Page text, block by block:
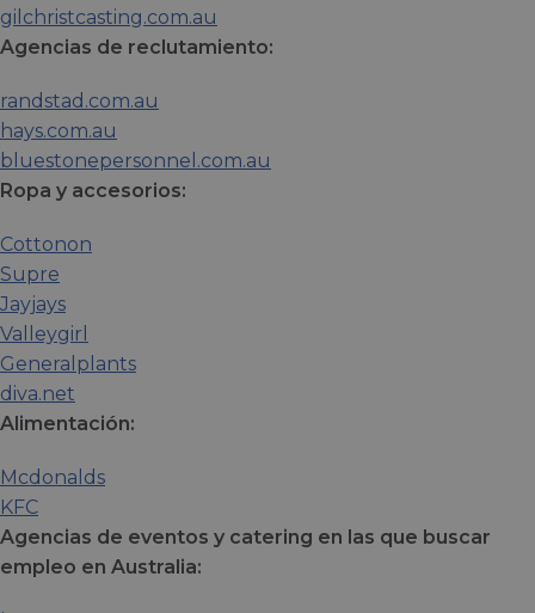
gilchristcasting.com.au
Agencias de reclutamiento:
randstad.com.au
hays.com.au
bluestonepersonnel.com.au
Ropa y accesorios:
Cottonon
Supre
Jayjays
Valleygirl
Generalplants
diva.net
Alimentación:
Mcdonalds
KFC
Agencias de eventos y catering en las que buscar
empleo en Australia: